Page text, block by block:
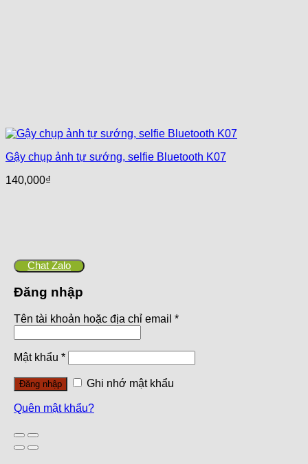
Gậy chụp ảnh tự sướng, selfie Bluetooth K07
140,000₫
Chat Zalo
Đăng nhập
Tên tài khoản hoặc địa chỉ email *
Mật khẩu *
Đăng nhập Ghi nhớ mật khẩu
Quên mật khẩu?